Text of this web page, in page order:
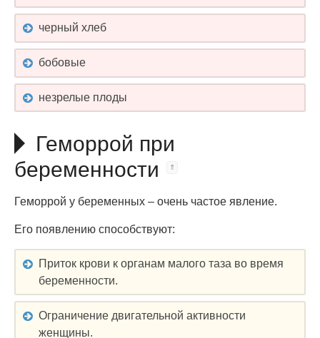
черный хлеб
бобовые
незрелые плоды
Геморрой при
беременности
Геморрой у беременных – очень частое явление.
Его появлению способствуют:
Приток крови к органам малого таза во время
беременности.
Ограничение двигательной активности
женщины.